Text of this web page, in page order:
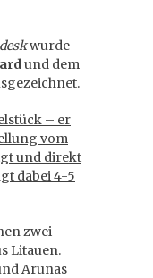
wurde
und dem
– er
vom
und direkt
dabei 4-5
zwei
Litauen.
Arunas